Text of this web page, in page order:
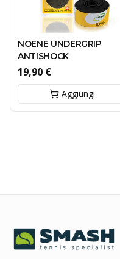
NOENE UNDERGRIP
ANTISHOCK
19,90 €
Aggiungi